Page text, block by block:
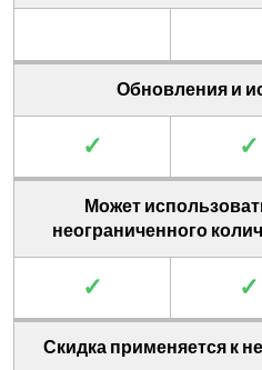
Обновления и
✓ ✓
Может
неограниченного
✓ ✓
Скидка применяется к